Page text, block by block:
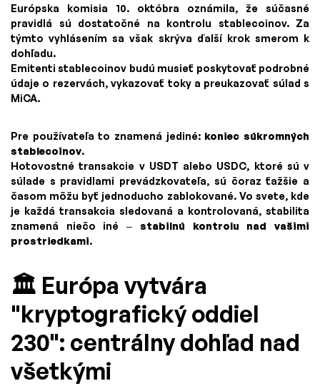
Európska komisia 10. októbra oznámila, že súčasné
pravidlá sú dostatočné na kontrolu stablecoinov. Za
týmto vyhlásením sa však skrýva ďalší krok smerom k
dohľadu.
Emitenti stablecoinov budú musieť poskytovať podrobné
údaje o rezervách, vykazovať toky a preukazovať súlad s
MiCA.
Pre používateľa to znamená jediné: koniec súkromných
stablecoinov.
Hotovostné transakcie v USDT alebo USDC, ktoré sú v
súlade s pravidlami prevádzkovateľa, sú čoraz ťažšie a
časom môžu byť jednoducho zablokované. Vo svete, kde
je každá transakcia sledovaná a kontrolovaná, stabilita
znamená niečo iné – stabilnú kontrolu nad vašimi
prostriedkami.
🏛️ Európa vytvára
"kryptografický oddiel
230": centrálny dohľad nad
všetkými